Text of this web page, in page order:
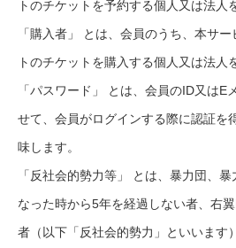
トのチケットを予約する個人又は法人
「購入者」 とは、会員のうち、本サ
トのチケットを購入する個人又は法人
「パスワード」 とは、会員のID又はE
せて、会員がログインする際に認証を
味します。
「反社会的勢力等」 とは、暴力団、
なった時から5年を経過しない者、右
者（以下「反社会的勢力」といいます